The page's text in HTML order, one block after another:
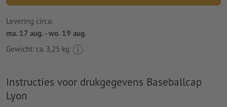
Levering circa:
ma. 17 aug. - wo. 19 aug.
Gewicht: ca. 3,25 kg
Instructies voor drukgegevens Baseballcap
Lyon